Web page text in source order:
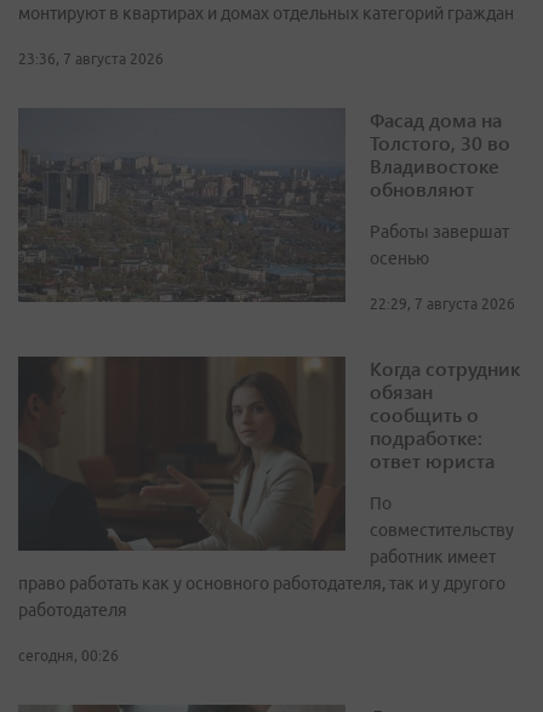
монтируют в квартирах и домах отдельных категорий граждан
23:36, 7 августа 2026
Фасад дома на
Толстого, 30 во
Владивостоке
обновляют
Работы завершат
осенью
22:29, 7 августа 2026
Когда сотрудник
обязан
сообщить о
подработке:
ответ юриста
По
совместительству
работник имеет
право работать как у основного работодателя, так и у другого
работодателя
сегодня, 00:26